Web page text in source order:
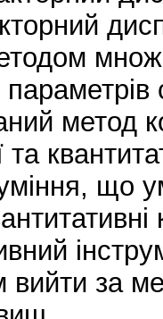
метод
та
що
вийти за